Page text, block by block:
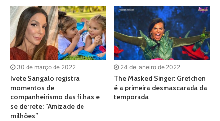
30 de março de 2022
Ivete Sangalo registra
momentos de
companheirismo das filhas e
se derrete: ”Amizade de
milhões”
24 de janeiro de 2022
The Masked Singer: Gretchen
é a primeira desmascarada da
temporada